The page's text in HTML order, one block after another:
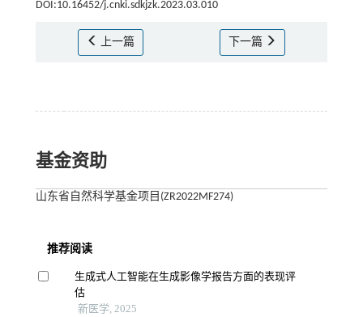
DOI:10.16452/j.cnki.sdkjzk.2023.03.010
上一篇 下一篇
基金资助
山东省自然科学基金项目(ZR2022MF274)